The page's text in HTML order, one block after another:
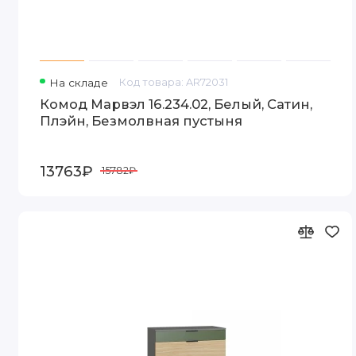
На складе Код товара: AR72031
Комод Марвэл 16.234.02, Белый, Сатин,
Плэйн, Безмолвная пустыня
13763₽ 15782₽